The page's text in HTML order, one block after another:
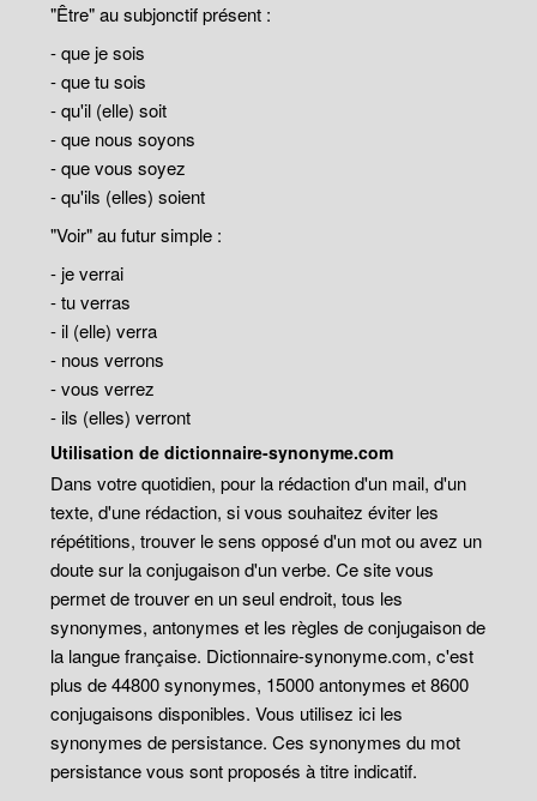
"Être" au subjonctif présent :
- que je sois
- que tu sois
- qu'il (elle) soit
- que nous soyons
- que vous soyez
- qu'ils (elles) soient
"Voir" au futur simple :
- je verrai
- tu verras
- il (elle) verra
- nous verrons
- vous verrez
- ils (elles) verront
Utilisation de dictionnaire-synonyme.com
Dans votre quotidien, pour la rédaction d'un mail, d'un
texte, d'une rédaction, si vous souhaitez éviter les
répétitions, trouver le sens opposé d'un mot ou avez un
doute sur la conjugaison d'un verbe. Ce site vous
permet de trouver en un seul endroit, tous les
synonymes, antonymes et les règles de conjugaison de
la langue française. Dictionnaire-synonyme.com, c'est
plus de 44800 synonymes, 15000 antonymes et 8600
conjugaisons disponibles. Vous utilisez ici les
synonymes de persistance. Ces synonymes du mot
persistance vous sont proposés à titre indicatif.